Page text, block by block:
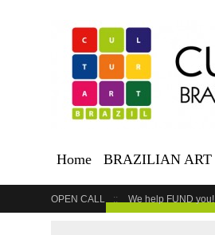
Home BRAZILIAN ART
OPEN CALL We help FUND you!